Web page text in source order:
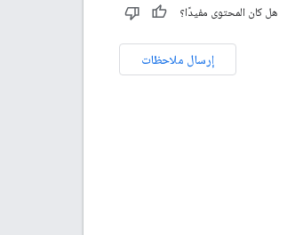
هل كان المحتوى مفيدًا؟
إرسال ملاحظات